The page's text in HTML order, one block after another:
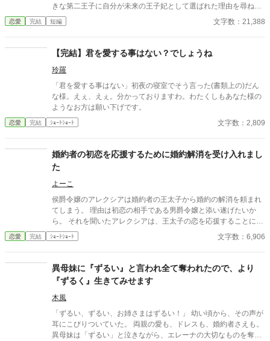
きな第二王子に自分が未来の王子妃として選ばれた理由を尋ねて
みた。 王子の答えはこうだった。 「くじで引いた紙にリリアーナ
の名前が書かれていたから」 え、わたし、そんな取るに足らない
きだ」みたいなことを言われたことがない。 ショックを受けたリ
リアーナは……。
恋愛 完結 短編 文字数：21,388
【完結】君を愛する事はない？でしょうね
玲羅
「君を愛する事はない」初夜の寝室でそう言った(書類上の)だん
な様。えぇ、えぇ。分かっておりますわ。わたくしもあなた様の
ようなお方は願い下げです。
恋愛 完結 ｼｮｰﾄｼｮｰﾄ 文字数：2,809
婚約者の初恋を応援するために婚約解消を受け入れまし
た
よーこ
侯爵令嬢のアレクシアは婚約者の王太子から婚約の解消を頼まれ
てしまう。 理由は初恋の相手である男爵令嬢と添い遂げたいか
ら。 それを聞いたアレクシアは、王太子の恋を応援することに。
さて、王太子の初恋は実るのかどうなのか。
恋愛 完結 ｼｮｰﾄｼｮｰﾄ 文字数：6,906
異母妹に『ずるい』と言われ全て奪われたので、より
『ずるく』生きてみせます
木風
「ずるい、ずるい、お姉さまはずるい！」 幼い頃から、その声が
耳にこびりついていた。 両親の愛も、ドレスも、婚約者さえも。
異母妹は「ずるい」と泣きながら、エレーナの大切なものを奪っ